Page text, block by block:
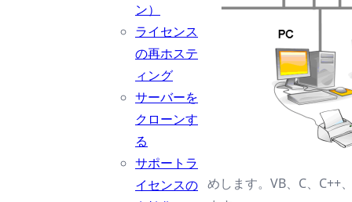
ン）
ライセンス
の再ホステ
ィング
サーバーを
クローンす
る
サポートラ
イセンスの めします。VB、C、C++